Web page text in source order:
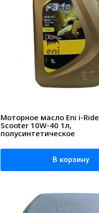
Моторное масло Eni i-Ride
Scooter 10W-40 1л,
полусинтетическое
В корзину